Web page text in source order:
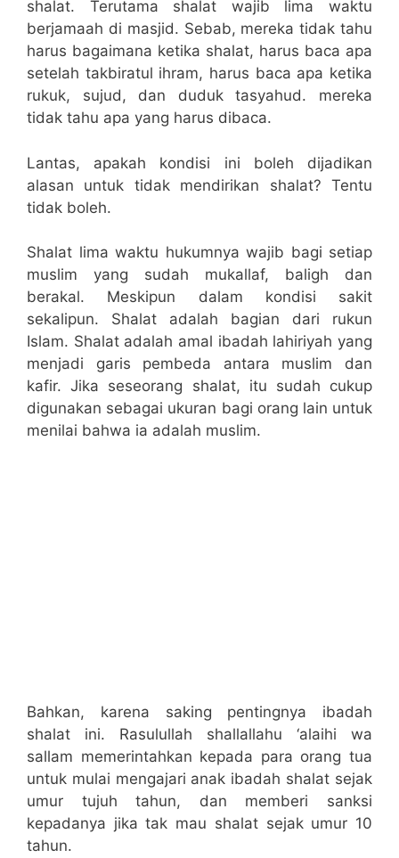
shalat. Terutama shalat wajib lima waktu
berjamaah di masjid. Sebab, mereka tidak tahu
harus bagaimana ketika shalat, harus baca apa
setelah takbiratul ihram, harus baca apa ketika
rukuk, sujud, dan duduk tasyahud. mereka
tidak tahu apa yang harus dibaca.
Lantas, apakah kondisi ini boleh dijadikan
alasan untuk tidak mendirikan shalat? Tentu
tidak boleh.
Shalat lima waktu hukumnya wajib bagi setiap
muslim yang sudah mukallaf, baligh dan
berakal. Meskipun dalam kondisi sakit
sekalipun. Shalat adalah bagian dari rukun
Islam. Shalat adalah amal ibadah lahiriyah yang
menjadi garis pembeda antara muslim dan
kafir. Jika seseorang shalat, itu sudah cukup
digunakan sebagai ukuran bagi orang lain untuk
menilai bahwa ia adalah muslim.
Bahkan, karena saking pentingnya ibadah
shalat ini. Rasulullah shallallahu ‘alaihi wa
sallam memerintahkan kepada para orang tua
untuk mulai mengajari anak ibadah shalat sejak
umur tujuh tahun, dan memberi sanksi
kepadanya jika tak mau shalat sejak umur 10
tahun.